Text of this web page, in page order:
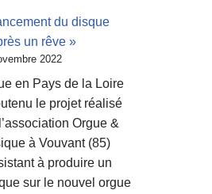
du disque
un rêve »
2022
en Pays de la Loire
le projet réalisé
Orgue &
à Vouvant (85)
à produire un
sur le nouvel orgue